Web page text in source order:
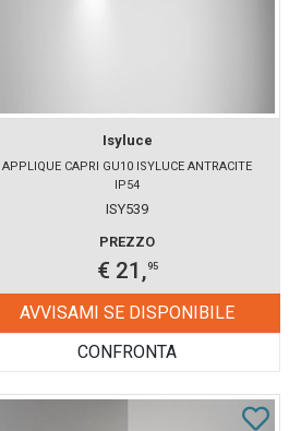
Isyluce
APPLIQUE CAPRI GU10 ISYLUCE ANTRACITE
IP54
ISY539
PREZZO
€ 21,95
AVVISAMI SE DISPONIBILE
CONFRONTA